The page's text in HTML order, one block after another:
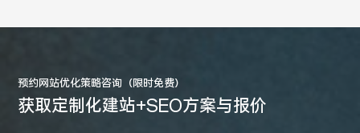
预约网站优化策略咨询（限时免费）
获取定制化建站+SEO方案与报价